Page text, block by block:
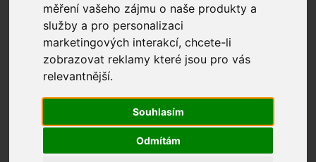
měření vašeho zájmu o naše produkty a
služby a pro personalizaci
marketingových interakcí,chcete-li
zobrazovat reklamy které jsou pro vás
relevantnější.
Souhlasím
Odmítám
Vašich šperků.
Prodáváme zlaté a briliantové
šperky za ceny přímo od
výrobce. Máme široký výběr
perel a dalšího souvisejícího
zboží.
Díky dlouholetým zkušenostem